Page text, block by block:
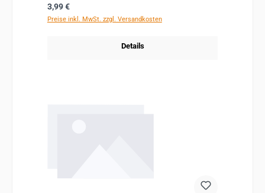
Regulärer Preis:
3,99 €
Preise inkl. MwSt. zzgl. Versandkosten
Details